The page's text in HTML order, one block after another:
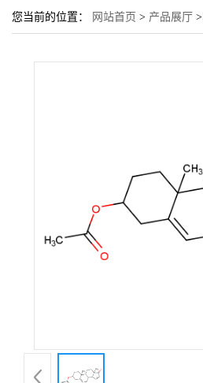
您当前的位置： 网站首页 > 产品展厅 >